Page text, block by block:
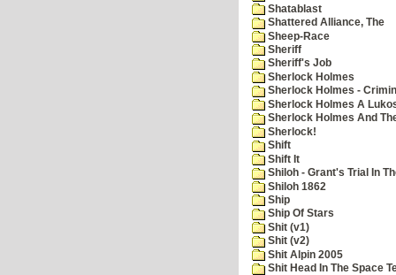
Shatablast
Shattered Alliance, The
Sheep-Race
Sheriff
Sheriff's Job
Sherlock Holmes
Sherlock Holmes -
Sherlock Holmes A
Sherlock Holmes And
Sherlock!
Shift
Shift It
Shiloh - Grant's Trial In
Shiloh 1862
Ship
Ship Of Stars
Shit (v1)
Shit (v2)
Shit Alpin 2005
Shit Head In The Space